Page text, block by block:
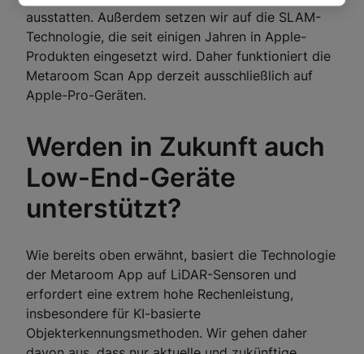
ausstatten. Außerdem setzen wir auf die SLAM-
Technologie, die seit einigen Jahren in Apple-
Produkten eingesetzt wird. Daher funktioniert die
Metaroom Scan App derzeit ausschließlich auf
Apple-Pro-Geräten.
Werden in Zukunft auch
Low-End-Geräte
unterstützt?
Wie bereits oben erwähnt, basiert die Technologie
der Metaroom App auf LiDAR-Sensoren und
erfordert eine extrem hohe Rechenleistung,
insbesondere für KI-basierte
Objekterkennungsmethoden. Wir gehen daher